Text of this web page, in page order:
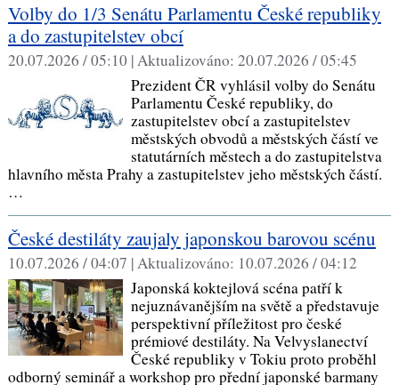
Volby do 1/3 Senátu Parlamentu České republiky
a do zastupitelstev obcí
20.07.2026 / 05:10 |Aktualizováno: 20.07.2026 / 05:45
Prezident ČR vyhlásil volby do Senátu
Parlamentu České republiky, do
zastupitelstev obcí a zastupitelstev
městských obvodů a městských částí ve
statutárních městech a do zastupitelstva
hlavního města Prahy a zastupitelstev jeho městských částí.
…
České destiláty zaujaly japonskou barovou scénu
10.07.2026 / 04:07 |Aktualizováno: 10.07.2026 / 04:12
Japonská koktejlová scéna patří k
nejuznávanějším na světě a představuje
perspektivní příležitost pro české
prémiové destiláty. Na Velvyslanectví
České republiky v Tokiu proto proběhl
odborný seminář a workshop pro přední japonské barmany